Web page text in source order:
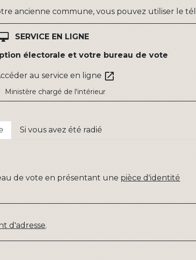
ancienne commune, vous pouvez utiliser le
SERVICE EN LIGNE
électorale et votre bureau de vote
au service en ligne open_in_new
Ministère chargé de l'intérieur
Si vous avez été radié
de vote en présentant une pièce d'identité
d'adresse.